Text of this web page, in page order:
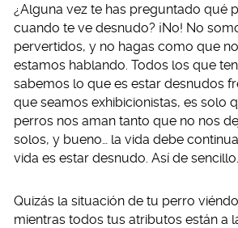
¿Alguna vez te has preguntado qué
cuando te ve desnudo? ¡No! No
pervertidos, y no hagas como que
estamos hablando. Todos los que
sabemos lo que es estar desnudos
que seamos exhibicionistas, es solo
perros nos aman tanto que no nos
solos, y bueno… la vida debe
vida es estar desnudo. Así de sencillo.
Quizás la situación de tu perro
mientras todos tus atributos están a